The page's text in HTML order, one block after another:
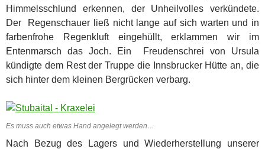
Himmelsschlund erkennen, der Unheilvolles verkündete.
Der Regenschauer ließ nicht lange auf sich warten und in
farbenfrohe Regenkluft eingehüllt, erklammen wir im
Entenmarsch das Joch. Ein Freudenschrei von Ursula
kündigte dem Rest der Truppe die Innsbrucker Hütte an, die
sich hinter dem kleinen Bergrücken verbarg.
Es muss auch etwas Hand angelegt werden…
Nach Bezug des Lagers und Wiederherstellung unserer